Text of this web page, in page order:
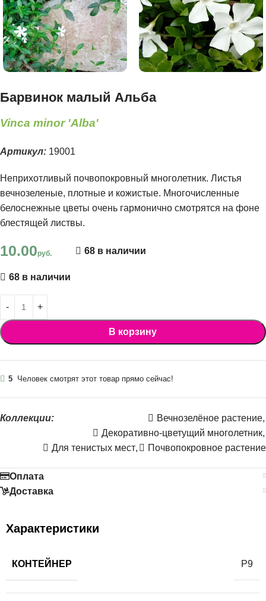
Барвинок малый Альба
Vinca minor 'Alba'
Артикул: 19001
Неприхотливый почвопокровный многолетник. Листья
вечнозеленые, плотные и кожистые. Многочисленные
белоснежные цветы очень гармонично смотрятся на фоне
блестящей листвы.
10.00руб. 68 в наличии
68 в наличии
В корзину
5 Человек смотрят этот товар прямо сейчас!
Коллекции: Вечнозелёное растение,
Декоративно-цветущий многолетник,
Для тенистых мест, Почвопокровное растение
Оплата
Доставка
Характеристики
КОНТЕЙНЕР Р9